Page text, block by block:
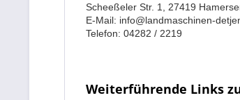
Scheeßeler Str. 1, 27419
E-Mail: info@landmaschinen-
Telefon: 04282 / 2219
Weiterführende Links